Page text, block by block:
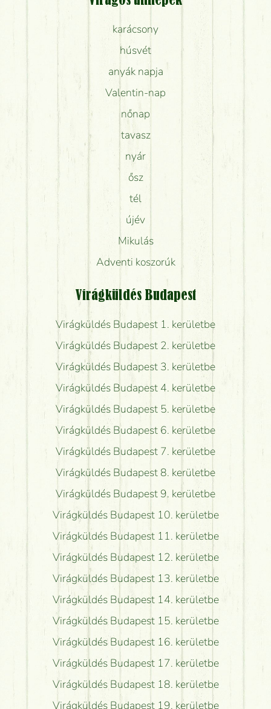
karácsony
húsvét
anyák napja
Valentin-nap
nőnap
tavasz
nyár
ősz
tél
újév
Mikulás
Adventi koszorúk
Virágküldés Budapest
Virágküldés Budapest 1. kerületbe
Virágküldés Budapest 2. kerületbe
Virágküldés Budapest 3. kerületbe
Virágküldés Budapest 4. kerületbe
Virágküldés Budapest 5. kerületbe
Virágküldés Budapest 6. kerületbe
Virágküldés Budapest 7. kerületbe
Virágküldés Budapest 8. kerületbe
Virágküldés Budapest 9. kerületbe
Virágküldés Budapest 10. kerületbe
Virágküldés Budapest 11. kerületbe
Virágküldés Budapest 12. kerületbe
Virágküldés Budapest 13. kerületbe
Virágküldés Budapest 14. kerületbe
Virágküldés Budapest 15. kerületbe
Virágküldés Budapest 16. kerületbe
Virágküldés Budapest 17. kerületbe
Virágküldés Budapest 18. kerületbe
Virágküldés Budapest 19. kerületbe